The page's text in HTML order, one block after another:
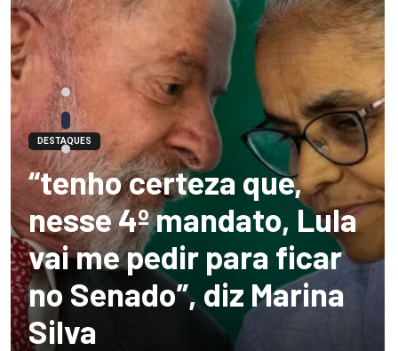
DESTAQUES
“tenho certeza que,
nesse 4º mandato, Lula
vai me pedir para ficar
no Senado”, diz Marina
Silva